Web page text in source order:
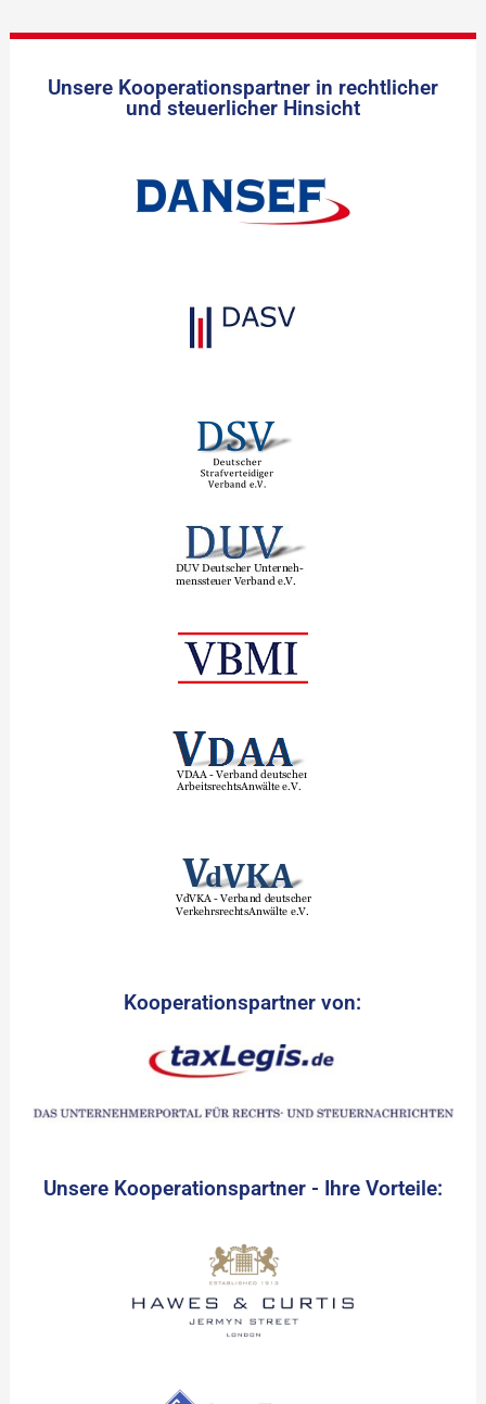
Unsere Kooperationspartner in rechtlicher
und steuerlicher Hinsicht
Kooperationspartner von:
Unsere Kooperationspartner - Ihre Vorteile: